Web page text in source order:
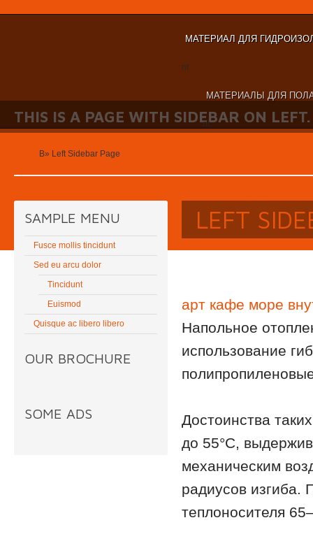
МАТЕРИАЛ ДЛЯ
nt
МАТЕРИАЛЫ ДЛЯ
nt
THIS IS A PAGE WITH SIDEBAR ON LEFT.
В» Left Sidebar Page
SAMPLE MENU
Fusce mollis tincidunt
Sed eu arcu dolor
Tincidunt
Euismod
Quisque ac libero libero
OUR BROCHURE
SOME ADS
LEFT
арт кафе море
Напольное
использование
Достоинства
до 55°С,
механическим
радиусов изгиба.
теплоносителя